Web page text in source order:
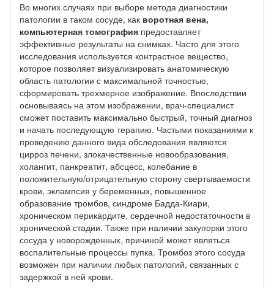
Во многих случаях при выборе метода диагностики
патологии в таком сосуде, как воротная вена,
компьютерная томография предоставляет
эффективные результаты на снимках. Часто для этого
исследования используется контрастное вещество,
которое позволяет визуализировать анатомическую
область патологии с максимальной точностью,
сформировать трехмерное изображение. Впоследствии
основываясь на этом изображении, врач-специалист
сможет поставить максимально быстрый, точный диагноз
и начать последующую терапию. Частыми показаниями к
проведению данного вида обследования являются
цирроз печени, злокачественные новообразования,
холангит, панкреатит, абсцесс, колебание в
положительную/отрицательную сторону свертываемости
крови, эклампсия у беременных, повышенное
образование тромбов, синдроме Бадда-Киари,
хроническом перикардите, сердечной недостаточности в
хронической стадии. Также при наличии закупорки этого
сосуда у новорожденных, причиной может являться
воспалительные процессы пупка. Тромбоз этого сосуда
возможен при наличии любых патологий, связанных с
задержкой в ней крови.